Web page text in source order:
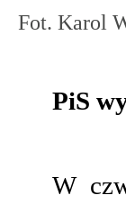
Fot. Karol
PiS
W